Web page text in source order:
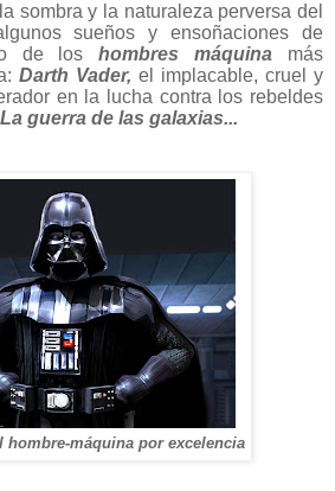
sombra y la naturaleza perversa del
sueños y ensoñaciones de
de loshombres máquina más
Darth Vader, el implacable, cruel y
en la lucha contra los rebeldes
La guerra de las galaxias...
hombre-máquina por excelencia